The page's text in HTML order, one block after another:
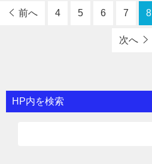
前へ 4 5 6 7 8
次へ
HP内を検索